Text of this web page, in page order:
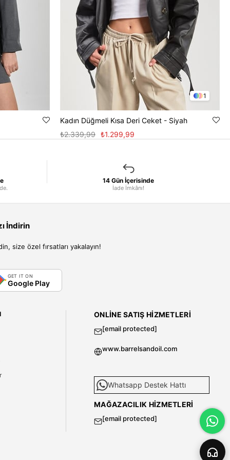
1
Kadın Düğmeli Kısa Deri Ceket - Siyah
₺1.299,99
₺2.339,99
14 Gün İçerisinde
İade İmkânı!
İndirin
size özel fırsatları yakalayın!
GET IT ON
Google Play
ONLINE SATIŞ HIZMETLERI
[email protected]
www.barrelsandoil.com
Whatsapp Destek Hattı
MAĞAZACILIK HIZMETLERI
[email protected]